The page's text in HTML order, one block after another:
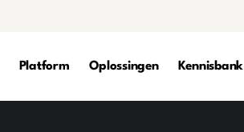
Platform Oplossingen Kennisbank